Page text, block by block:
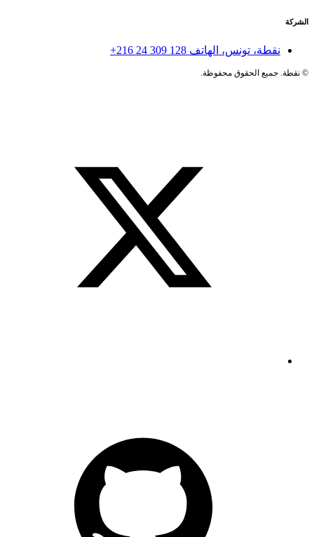
الشركة
نقطة، تونس، الهاتف+216 24 309 128
©نقطة. جميع الحقوق محفوظة.